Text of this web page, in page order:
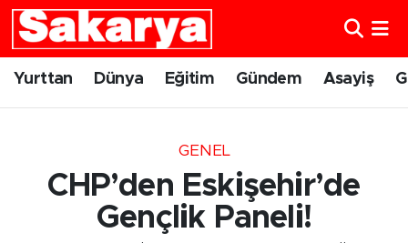
Yurttan Dünya Eğitim Gündem Asayiş
GENEL
CHP’den Eskişehir’de
Gençlik Paneli!
Yurttan
Gündem
Eskişehir Nöbetçi Eczaneler
Eskişehir Trafik Yoğunluk Haritası